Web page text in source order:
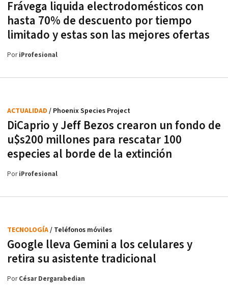
Frávega liquida electrodomésticos con
hasta 70% de descuento por tiempo
limitado y estas son las mejores ofertas
PoriProfesional
DiCaprio y Jeff Bezos crearon un fondo de
u$s200 millones para rescatar 100
especies al borde de la extinción
ACTUALIDAD / Phoenix Species Project
PoriProfesional
Google lleva Gemini a los celulares y
retira su asistente tradicional
TECNOLOGÍA/ Teléfonos móviles
PorCésar Dergarabedian